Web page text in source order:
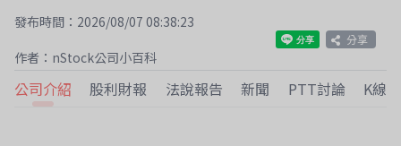
發布時間：2026/08/07 08:38:23
分享
作者：nStock公司小百科
公司介紹 股利財報 法說報告 新聞 PTT討論 K線